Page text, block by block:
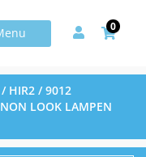
0
/ HIR2 / 9012
LOOK LAMPEN